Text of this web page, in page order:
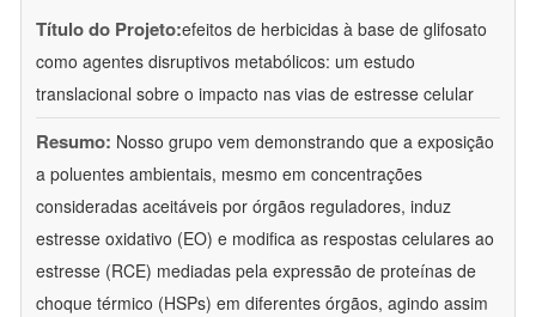
Título do Projeto:efeitos de herbicidas à base de glifosato
como agentes disruptivos metabólicos: um estudo
translacional sobre o impacto nas vias de estresse celular
Resumo: Nosso grupo vem demonstrando que a exposição
a poluentes ambientais, mesmo em concentrações
consideradas aceitáveis por órgãos reguladores, induz
estresse oxidativo (EO) e modifica as respostas celulares ao
estresse (RCE) mediadas pela expressão de proteínas de
choque térmico (HSPs) em diferentes órgãos, agindo assim